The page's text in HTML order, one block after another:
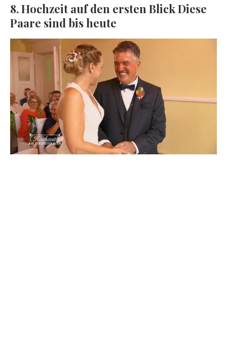
8. Hochzeit auf den ersten Blick Diese
Paare sind bis heute